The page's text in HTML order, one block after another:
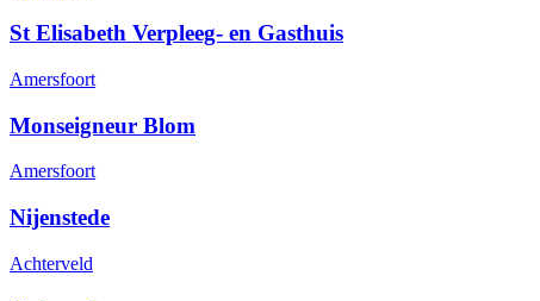
St Elisabeth Verpleeg- en Gasthuis
Amersfoort
Monseigneur Blom
Amersfoort
Nijenstede
Achterveld